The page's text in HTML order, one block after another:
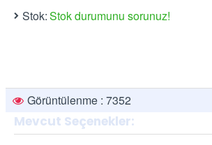
Stok:Stok durumunu sorunuz!
Görüntülenme : 7352
Mevcut Seçenekler: